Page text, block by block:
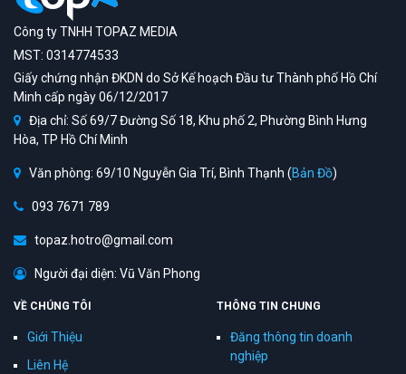
Công ty TNHH TOPAZ MEDIA
MST: 0314774533
Giấy chứng nhận ĐKDN do Sở Kế hoạch Đầu tư Thành phố Hồ Chí
Minh cấp ngày 06/12/2017
Địa chỉ: Số 69/7 Đường Số 18, Khu phố 2, Phường Bình Hưng
Hòa, TP Hồ Chí Minh
Văn phòng: 69/10 Nguyễn Gia Trí, Bình Thạnh (Bản Đồ)
093 7671 789
topaz.hotro@gmail.com
Người đại diện: Vũ Văn Phong
VỀ CHÚNG TÔI
Giới Thiệu
Liên Hệ
THÔNG TIN CHUNG
Đăng thông tin doanh
nghiệp